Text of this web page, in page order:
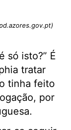
só isto?” É
tratar
tinha feito
por